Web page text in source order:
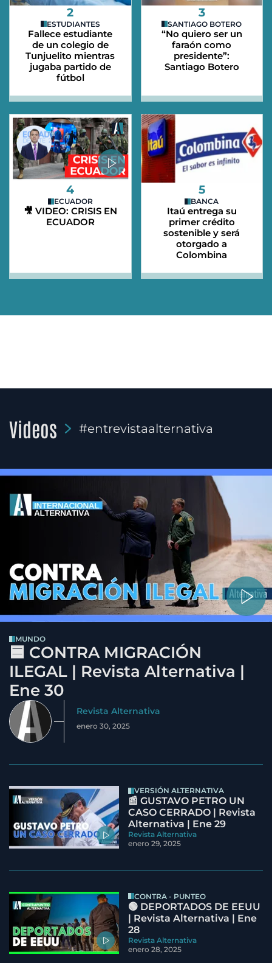
2
ESTUDIANTES
Fallece estudiante
de un colegio de
Tunjuelito mientras
jugaba partido de
fútbol
3
SANTIAGO BOTERO
“No quiero ser un
faraón como
presidente”:
Santiago Botero
4
ECUADOR
🎥 VIDEO: CRISIS EN
ECUADOR
5
BANCA
Itaú entrega su
primer crédito
sostenible y será
otorgado a
Colombina
Videos #entrevistaalternativa
MUNDO
🟦 CONTRA MIGRACIÓN
ILEGAL | Revista Alternativa |
Ene 30
Revista Alternativa
enero 30, 2025
VERSIÓN ALTERNATIVA
📰 GUSTAVO PETRO UN
CASO CERRADO | Revista
Alternativa | Ene 29
Revista Alternativa
enero 29, 2025
CONTRA - PUNTEO
🟢 DEPORTADOS DE EEUU
| Revista Alternativa | Ene
28
Revista Alternativa
enero 28, 2025